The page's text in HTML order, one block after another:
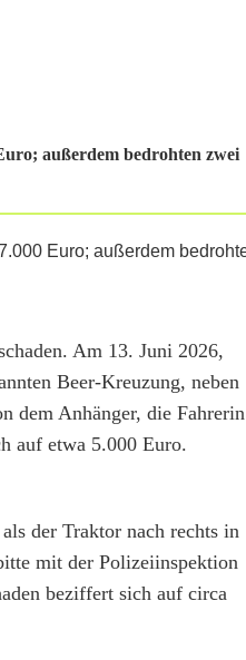
außerdem bedrohten zwei
Am 13. Juni 2026,
Beer-Kreuzung, neben
dem Anhänger, die Fahrerin
auf etwa 5.000 Euro.
der Traktor nach rechts in
mit der Polizeiinspektion
beziffert sich auf circa